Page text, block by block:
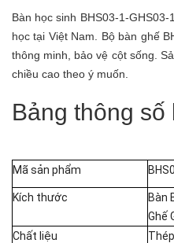
Bàn học sinh BHS03-1-
học tại Việt Nam. Bộ bàn ghế
thông minh, bảo vệ cột sống.
chiều cao theo ý muốn.
Bảng thông số
Mã sản phẩm
Kích thước
Bàn
Ghế
Chất liệu